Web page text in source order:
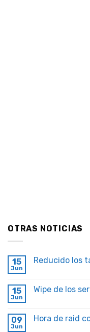
OTRAS NOTICIAS
15
Jun
Reducido los
15
Jun
Wipe de los
09
Jun
Hora de raid